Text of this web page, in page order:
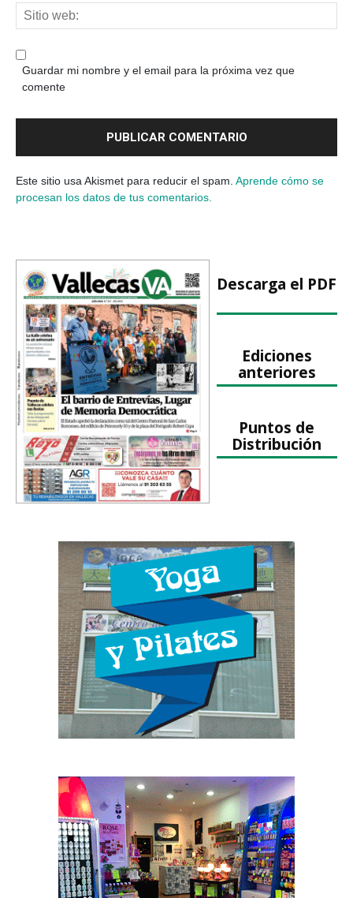
Guardar mi nombre y el email para la próxima vez que
comente
Este sitio usa Akismet para reducir el spam. Aprende cómo se
procesan los datos de tus comentarios.
Descarga el PDF
Ediciones
anteriores
Puntos de
Distribución